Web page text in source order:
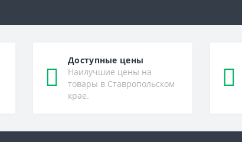
Доступные цены
Наилучшие цены на
товары в Ставропольском
крае.